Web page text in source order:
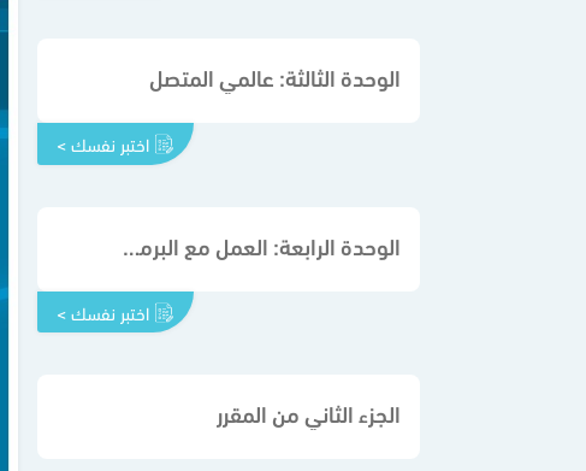
الوحدة الثالثة: عالمي المتصل
اختبر نفسك >
الوحدة الرابعة: العمل مع البرمجة باستخدام سكراتش
اختبر نفسك >
الجزء الثاني من المقرر